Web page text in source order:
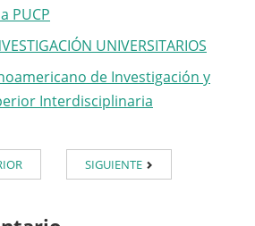
PUCP
UNIVERSITARIOS
de Investigación y
Interdisciplinaria
SIGUIENTE